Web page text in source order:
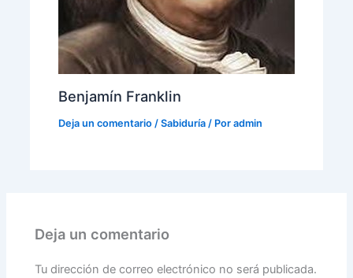
Benjamín Franklin
Deja un comentario / Sabiduría / Por admin
Deja un comentario
Tu dirección de correo electrónico no será publicada.